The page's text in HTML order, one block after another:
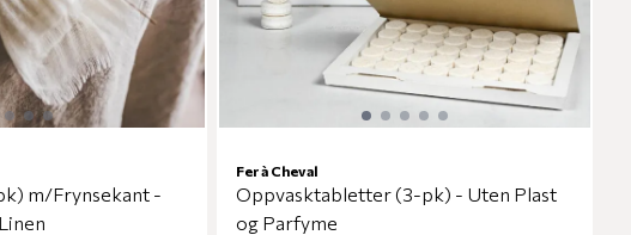
m/Frynsekant -
Fer à Cheval
Oppvasktabletter (3-pk) - Uten Plast
og Parfyme